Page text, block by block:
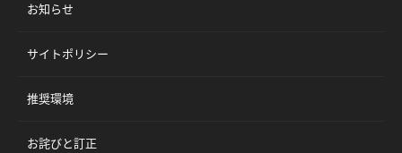
お知らせ
サイトポリシー
推奨環境
お詫びと訂正